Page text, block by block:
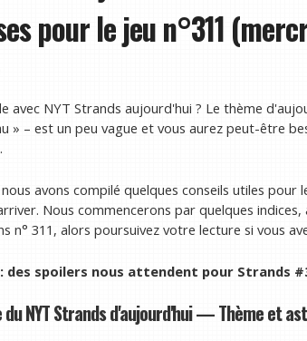
pour le jeu n°311
avec NYT Strands aujourd'hui ? Le thème
» – est un peu vague et vous aurez peut-être
avons compilé quelques conseils utiles pour
Nous commencerons par quelques
n° 311, alors poursuivez votre lecture si vous
spoilers nous attendent pour Strands
du NYT Strands d'aujourd'hui — Thème et